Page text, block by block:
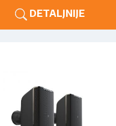
DETALJNIJE